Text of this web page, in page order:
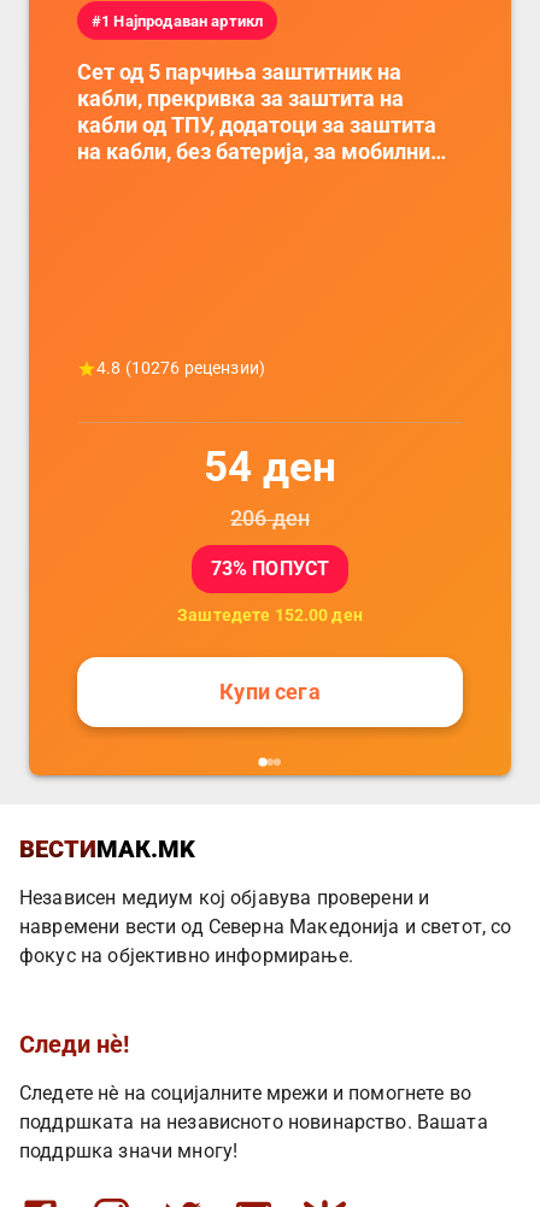
#1 Најпродаван артикл
Сет од 5 парчиња заштитник на
кабли, прекривка за заштита на
кабли од ТПУ, додатоци за заштита
на кабли, без батерија, за мобилни
4.8 (10276 рецензии)
54 ден
206ден
73% ПОПУСТ
Заштедете 152.00 ден
Купи сега
ВЕСТИМАК.MK
Независен медиум кој објавува проверени и
навремени вести од Северна Македонија и светот, со
фокус на објективно информирање.
Следи нè!
Следете нè на социјалните мрежи и помогнете во
поддршката на независното новинарство. Вашата
поддршка значи многу!